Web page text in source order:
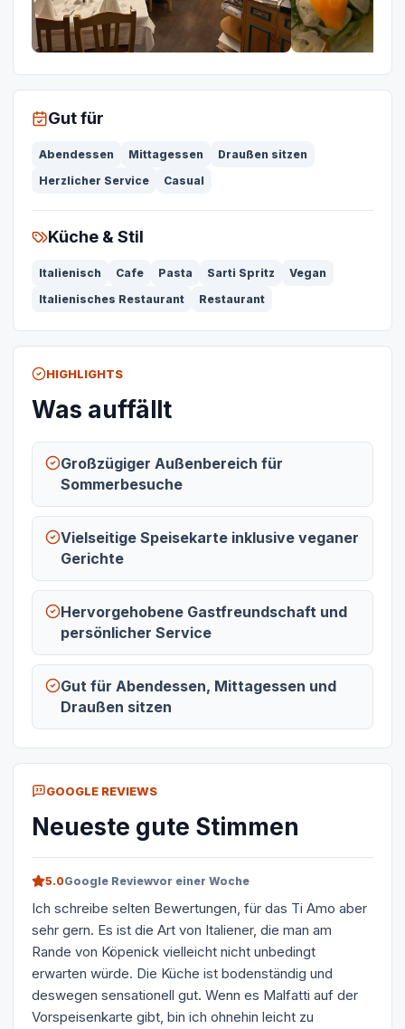
Gut für
Abendessen Mittagessen
Draußen sitzen
Herzlicher Service
Casual
Küche & Stil
Italienisch Cafe Pasta Sarti Spritz
Vegan
Italienisches Restaurant
Restaurant
HIGHLIGHTS
Was auffällt
Großzügiger Außenbereich für
Sommerbesuche
Vielseitige Speisekarte inklusive veganer
Gerichte
Hervorgehobene Gastfreundschaft und
persönlicher Service
Gut für Abendessen, Mittagessen und
Draußen sitzen
GOOGLE REVIEWS
Neueste gute Stimmen
5.0Google Reviewvor einer Woche
Ich schreibe selten Bewertungen, für das Ti Amo aber
sehr gern. Es ist die Art von Italiener, die man am
Rande von Köpenick vielleicht nicht unbedingt
erwarten würde. Die Küche ist bodenständig und
deswegen sensationell gut. Wenn es Malfatti auf der
Vorspeisenkarte gibt, bin ich ohnehin leicht zu